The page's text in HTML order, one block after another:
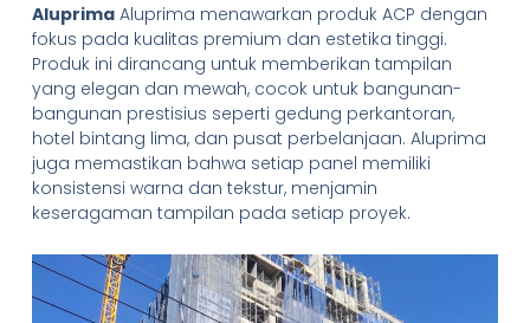
AluprimaAluprima menawarkan produk ACP dengan
fokus pada kualitas premium dan estetika tinggi.
Produk ini dirancang untuk memberikan tampilan
yang elegan dan mewah, cocok untuk bangunan-
bangunan prestisius seperti gedung perkantoran,
hotel bintang lima, dan pusat perbelanjaan. Aluprima
juga memastikan bahwa setiap panel memiliki
konsistensi warna dan tekstur, menjamin
keseragaman tampilan pada setiap proyek.